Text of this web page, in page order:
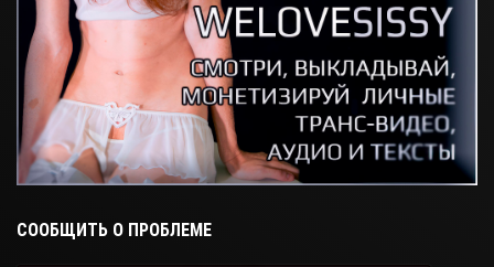
СООБЩИТЬ О ПРОБЛЕМЕ